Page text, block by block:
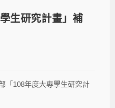
生研究計畫」補
「 108年度大專學生研究計